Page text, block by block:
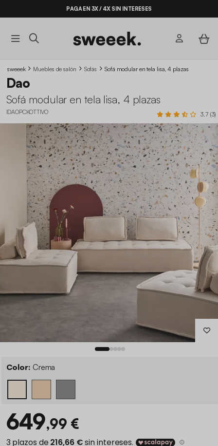
PAGA EN 3X / 4X SIN INTERESES
sweeek Muebles de salón Sofás Sofá modular en tela lisa, 4 plazas
Dao
Sofá modular en tela lisa, 4 plazas
IDAOPCKOTTIVO 3.7 (3)
Color: Crema
649,99 €